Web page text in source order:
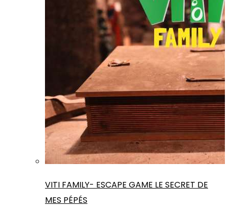
VITI FAMILY- ESCAPE GAME LE SECRET DE
MES PÉPÉS